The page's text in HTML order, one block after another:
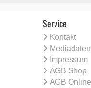
Service
Kontakt
Mediadaten
Impressum
AGB Shop
AGB Online